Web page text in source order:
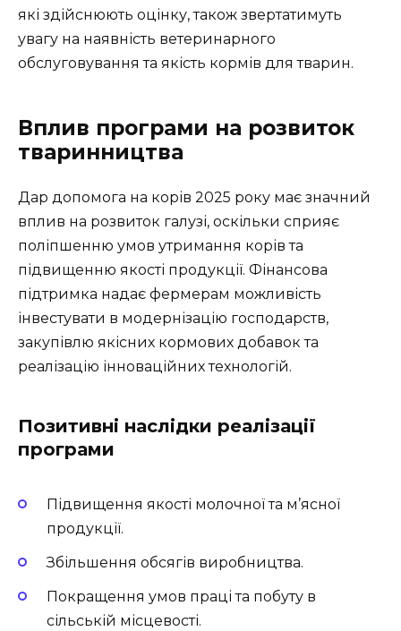
які здійснюють оцінку, також звертатимуть
увагу на наявність ветеринарного
обслуговування та якість кормів для тварин.
Вплив програми на розвиток
тваринництва
Дар допомога на корів 2025 року має значний
вплив на розвиток галузі, оскільки сприяє
поліпшенню умов утримання корів та
підвищенню якості продукції. Фінансова
підтримка надає фермерам можливість
інвестувати в модернізацію господарств,
закупівлю якісних кормових добавок та
реалізацію інноваційних технологій.
Позитивні наслідки реалізації
програми
Підвищення якості молочної та м’ясної
продукції.
Збільшення обсягів виробництва.
Покращення умов праці та побуту в
сільській місцевості.